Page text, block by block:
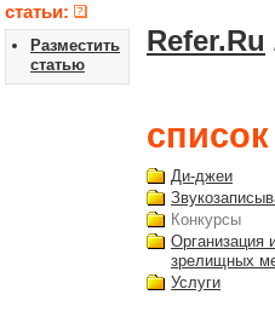
статьи:
Разместить
статью
Refer.Ru
Ди-джеи
Конкурсы
Организация
зрелищных
Услуги